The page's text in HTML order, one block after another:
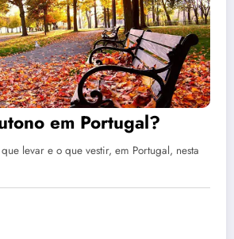
em Portugal?
levar e o que vestir, em Portugal, nesta